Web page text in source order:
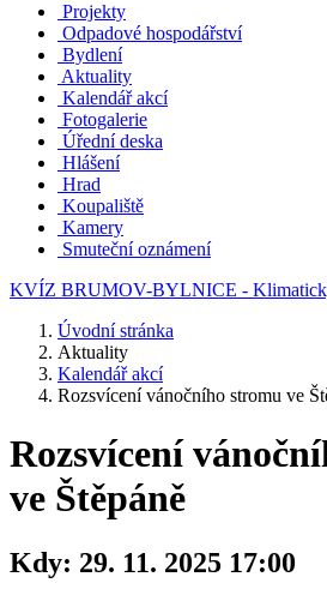
Projekty
Odpadové hospodářství
Bydlení
Aktuality
Kalendář akcí
Fotogalerie
Úřední deska
Hlášení
Hrad
Koupaliště
Kamery
Smuteční oznámení
KVÍZ BRUMOV-BYLNICE -
Úvodní stránka
Aktuality
Kalendář akcí
Rozsvícení vánočního stromu ve
Rozsvícení
ve Štěpáně
Kdy: 29. 11. 2025 17:00